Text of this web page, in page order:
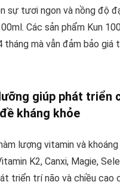
sự tươi ngon và nồng độ
Các sản phẩm Kun
tháng mà vẫn đảm bảo giá
giúp phát triển
kháng khỏe
lượng vitamin và
K2, Canxi, Magie,
triển trí não và chiều cao